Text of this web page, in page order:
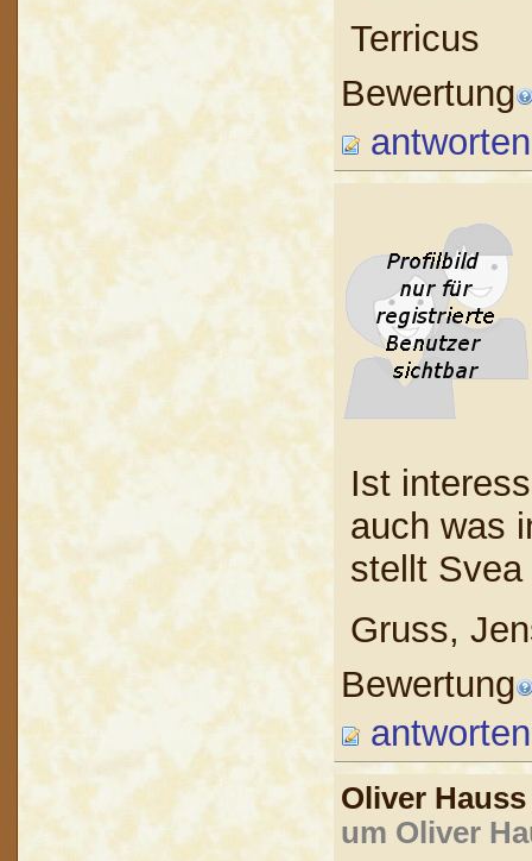
Terricus
Bewertung
antworten
Ist
auch was
stellt
Gruss,
Bewertung
antworten
Oliver
um Oliver